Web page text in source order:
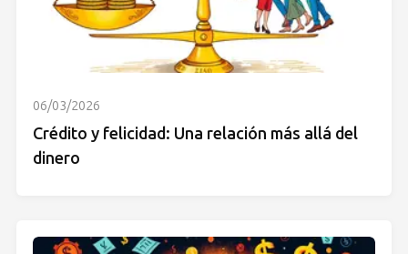
06/03/2026
Crédito y felicidad: Una relación más allá del
dinero